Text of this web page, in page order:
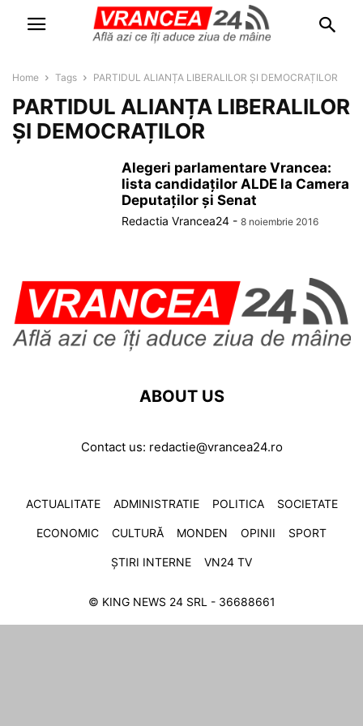
Home Tags PARTIDUL ALIANȚA LIBERALILOR ȘI DEMOCRAȚILOR
PARTIDUL ALIANȚA LIBERALILOR
ȘI DEMOCRAȚILOR
Alegeri parlamentare Vrancea:
lista candidaților ALDE la Camera
Deputaților și Senat
Redactia Vrancea24 - 8 noiembrie 2016
ABOUT US
Contact us: redactie@vrancea24.ro
ACTUALITATE ADMINISTRATIE POLITICA SOCIETATE
ECONOMIC CULTURĂ MONDEN OPINII SPORT
ȘTIRI INTERNE VN24 TV
© KING NEWS 24 SRL - 36688661